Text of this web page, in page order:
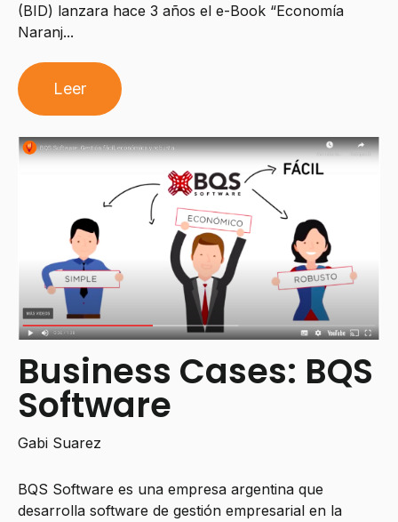
(BID) lanzara hace 3 años el e-Book “Economía
Naranj...
Leer
Business Cases: BQS
Software
Gabi Suarez
BQS Software es una empresa argentina que
desarrolla software de gestión empresarial en la